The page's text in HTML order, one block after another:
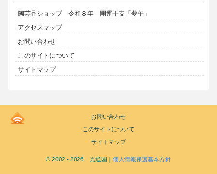
陶芸品ショップ 令和８年 開運干支「夢午」
アクセスマップ
お問い合わせ
このサイトについて
サイトマップ
Kodoen
お問い合わせ
このサイトについて
サイトマップ
© 2002 - 2026 光道園｜ 個人情報保護基本方針